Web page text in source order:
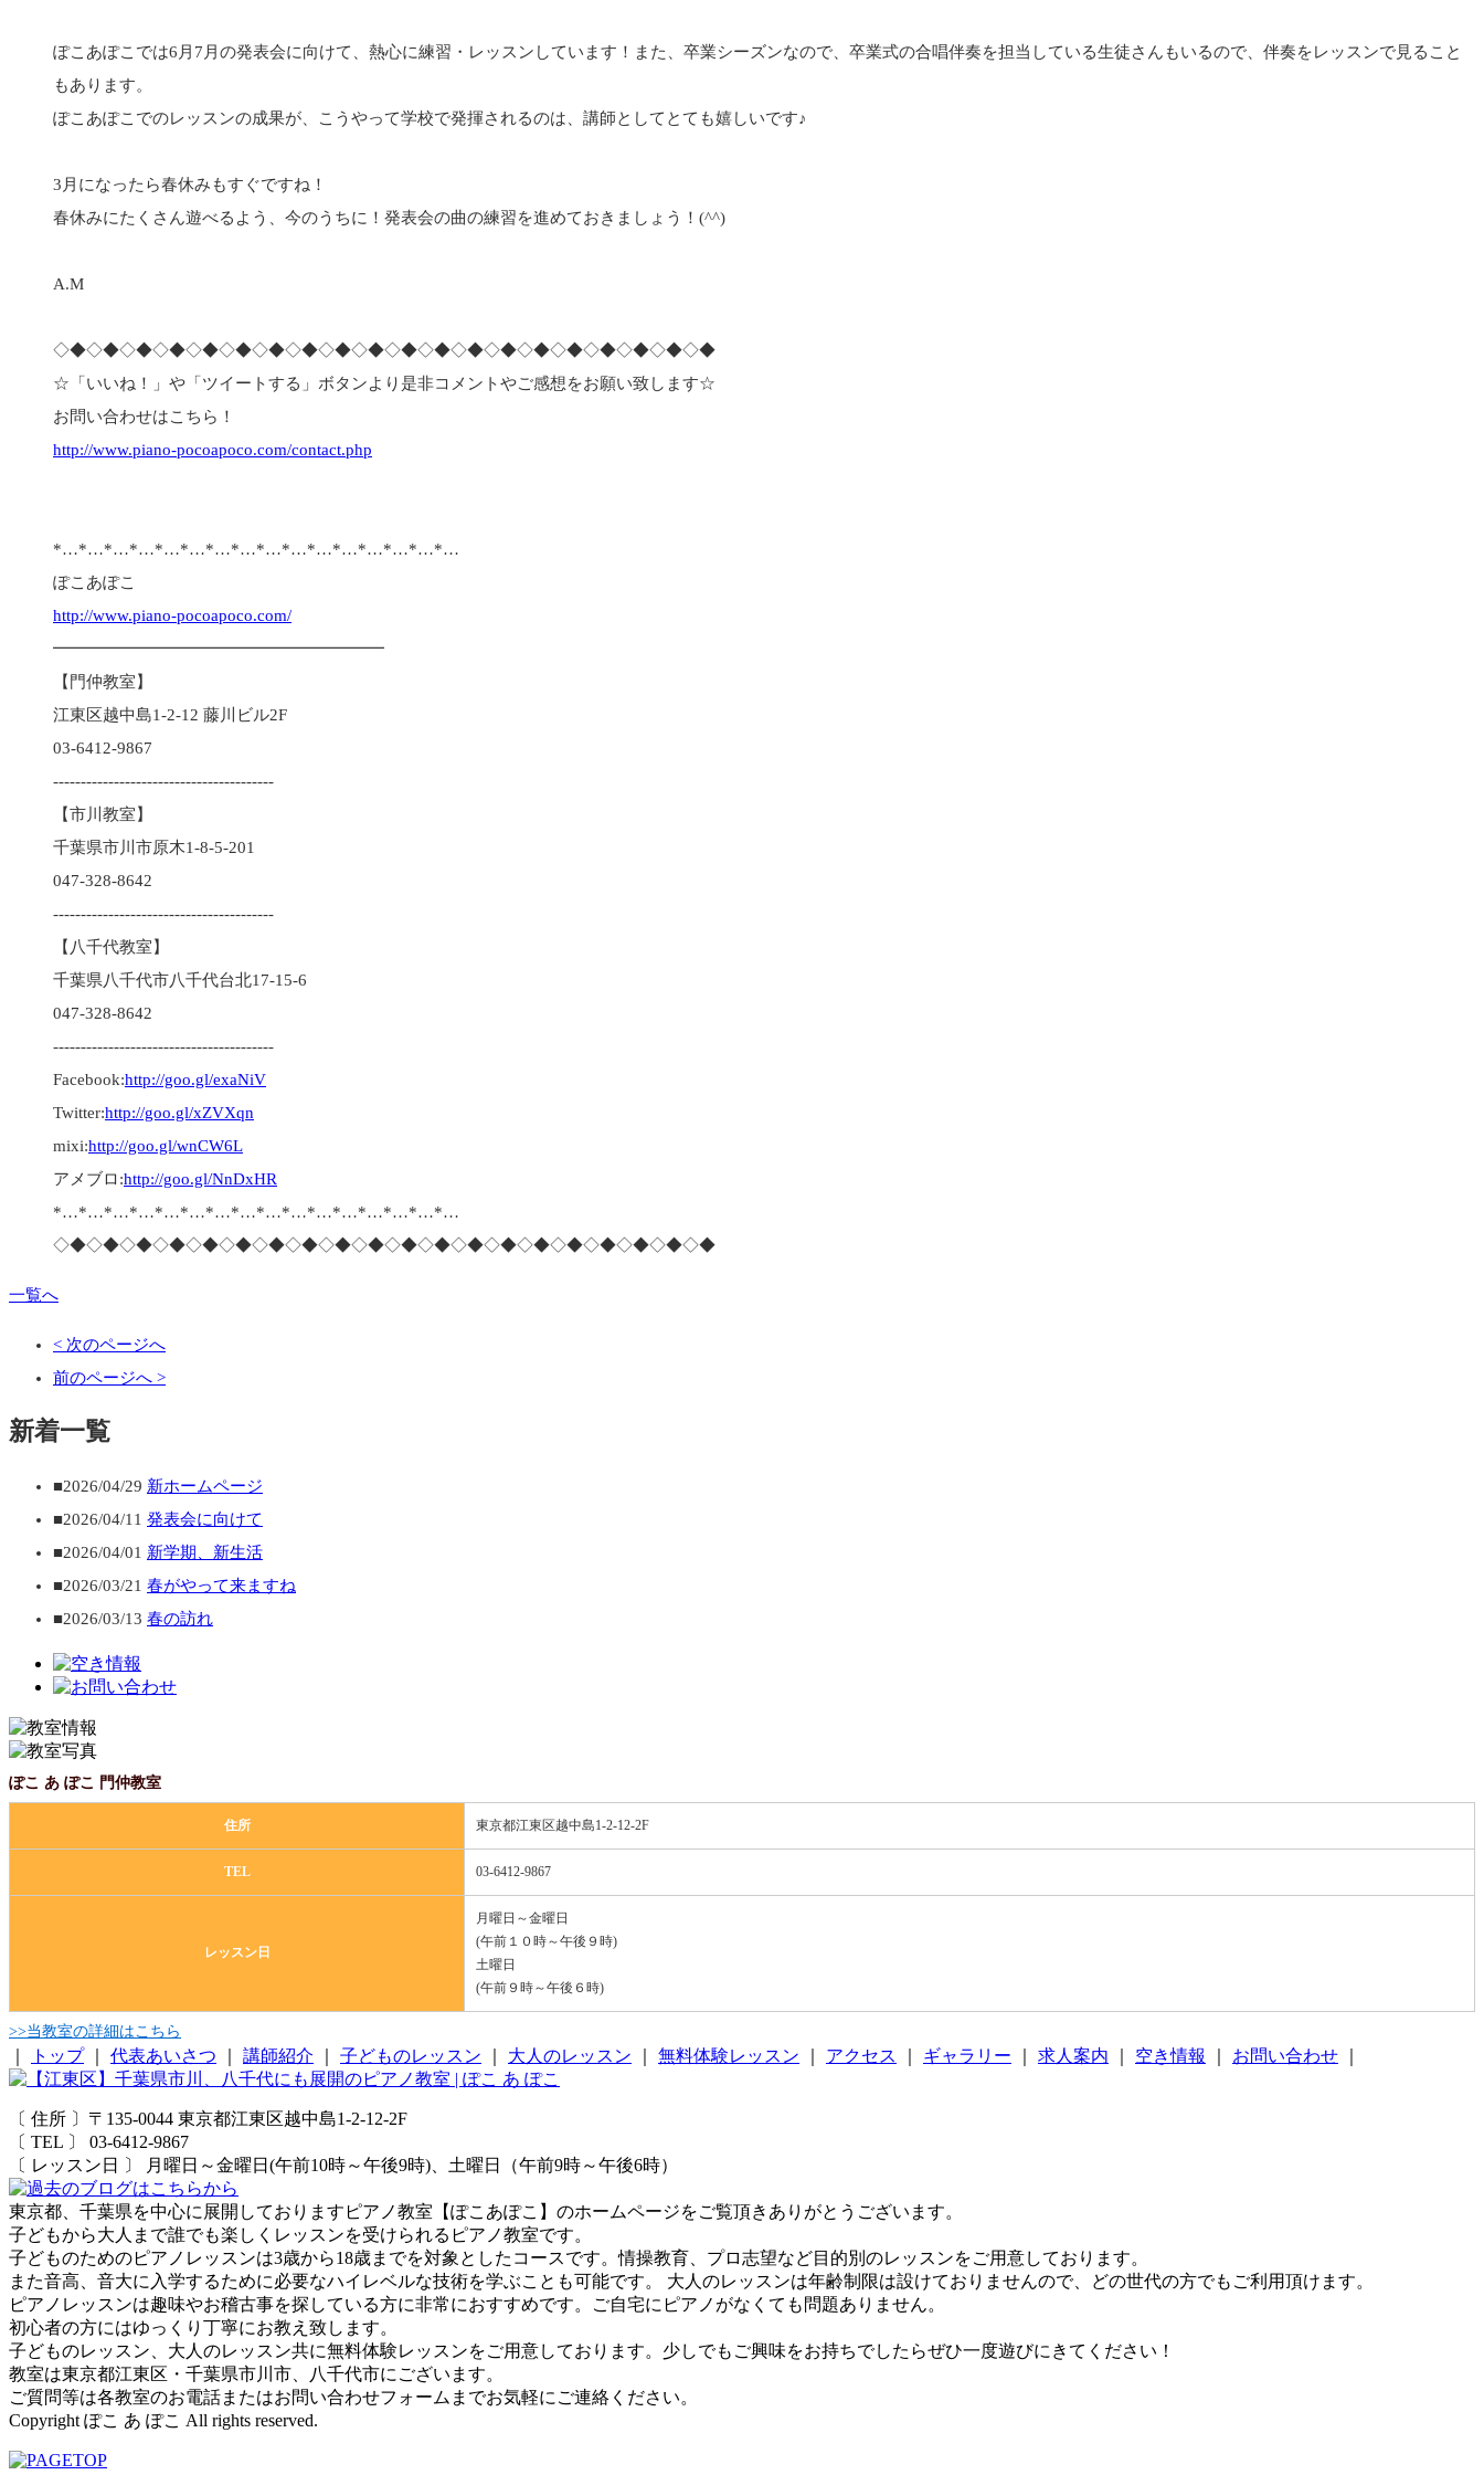
ぽこあぽこでは6月7月の発表会に向けて、熱心に練習・レッスンしています！また、卒業シーズンなので、卒業式の合唱伴奏を担当している生徒さんもいるので、伴奏をレッスンで見ること
もあります。
ぽこあぽこでのレッスンの成果が、こうやって学校で発揮されるのは、講師としてとても嬉しいです♪
3月になったら春休みもすぐですね！
春休みにたくさん遊べるよう、今のうちに！発表会の曲の練習を進めておきましょう！(^^)
A.M
◇◆◇◆◇◆◇◆◇◆◇◆◇◆◇◆◇◆◇◆◇◆◇◆◇◆◇◆◇◆◇◆◇◆◇◆◇◆◇◆
☆「いいね！」や「ツイートする」ボタンより是非コメントやご感想をお願い致します☆
お問い合わせはこちら！
http://www.piano-pocoapoco.com/contact.php
*…*…*…*…*…*…*…*…*…*…*…*…*…*…*…*…
ぽこあぽこ
http://www.piano-pocoapoco.com/
━━━━━━━━━━━━━━━━━━━━
【門仲教室】
江東区越中島1-2-12 藤川ビル2F
03-6412-9867
----------------------------------------
【市川教室】
千葉県市川市原木1-8-5-201
047-328-8642
----------------------------------------
【八千代教室】
千葉県八千代市八千代台北17-15-6
047-328-8642
----------------------------------------
Facebook:http://goo.gl/exaNiV
Twitter:http://goo.gl/xZVXqn
mixi:http://goo.gl/wnCW6L
アメブロ:http://goo.gl/NnDxHR
*…*…*…*…*…*…*…*…*…*…*…*…*…*…*…*…
◇◆◇◆◇◆◇◆◇◆◇◆◇◆◇◆◇◆◇◆◇◆◇◆◇◆◇◆◇◆◇◆◇◆◇◆◇◆◇◆
一覧へ
< 次のページへ
前のページへ >
新着一覧
■2026/04/29 新ホームページ
■2026/04/11 発表会に向けて
■2026/04/01 新学期、新生活
■2026/03/21 春がやって来ますね
■2026/03/13 春の訪れ
ぽこ あ ぽこ 門仲教室
住所 東京都江東区越中島1-2-12-2F
TEL 03-6412-9867
レッスン日
月曜日～金曜日
(午前１０時～午後９時)
土曜日
(午前９時～午後６時)
>>当教室の詳細はこちら
トップ｜ 代表あいさつ 講師紹介 子どものレッスン 大人のレッスン 無料体験レッスン アクセス ギャラリー 求人案内 空き情報 お問い合わせ
〔 住所 〕〒135-0044 東京都江東区越中島1-2-12-2F
〔 TEL 〕 03-6412-9867
〔 レッスン日 〕 月曜日～金曜日(午前10時～午後9時)、土曜日（午前9時～午後6時）
東京都、千葉県を中心に展開しておりますピアノ教室【ぽこあぽこ】のホームページをご覧頂きありがとうございます。
子どもから大人まで誰でも楽しくレッスンを受けられるピアノ教室です。
子どものためのピアノレッスンは3歳から18歳までを対象としたコースです。情操教育、プロ志望など目的別のレッスンをご用意しております。
また音高、音大に入学するために必要なハイレベルな技術を学ぶことも可能です。 大人のレッスンは年齢制限は設けておりませんので、どの世代の方でもご利用頂けます。
ピアノレッスンは趣味やお稽古事を探している方に非常におすすめです。ご自宅にピアノがなくても問題ありません。
初心者の方にはゆっくり丁寧にお教え致します。
子どものレッスン、大人のレッスン共に無料体験レッスンをご用意しております。少しでもご興味をお持ちでしたらぜひ一度遊びにきてください！
教室は東京都江東区・千葉県市川市、八千代市にございます。
ご質問等は各教室のお電話またはお問い合わせフォームまでお気軽にご連絡ください。
Copyright ぽこ あ ぽこ All rights reserved.